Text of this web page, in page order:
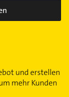
und erstellen
mehr Kunden